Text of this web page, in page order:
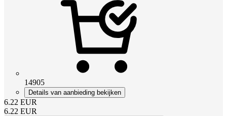
14905
Details van aanbieding bekijken
6.22 EUR
6.22 EUR